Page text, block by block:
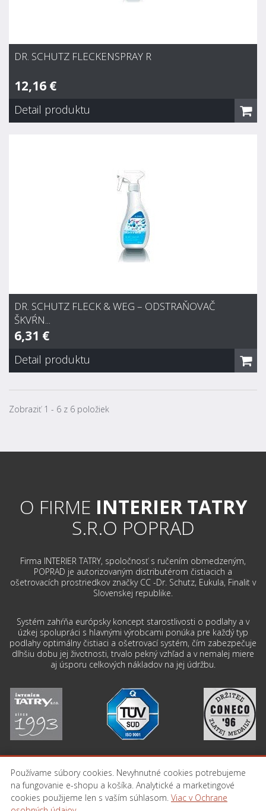
DR. SCHUTZ FLECKENSPRAY R
12,16 €
Dr. Schutz Fleckenspray R
Skladom
Profesionál medzi odstraňovačmi škvŕn. Na báze vysoko
účinných aktívnych látok. Odstraňuje odolné škvrny ako
žuvačky, olej, tuky, asfalt, lepidlá, farby, živice a pod.
Detail produktu
DR. SCHUTZ FLECK & WEG – ODSTRAŇOVAČ
ŠKVŔN...
6,31 €
Dr. Schutz Fleck & Weg – odstraňovač škvŕn...
Odstraňuje vodou rozpustné a nerozpustné škvrny z
Detail produktu
Zobraziť 1 - 6 z 6 položiek
O FIRME INTERIER TATRY
S.R.O POPRAD
Firma INTERIER TATRY, spoločnosť s ručením obmedzeným,
POPRAD je autorizovaným distributérom čistiacich a
ošetrovacích prostriedkov značky CC -Dr. Schutz, Eukula, Finalit v
Slovenskej republike.
Systém zahŕňa európsky koncept starostlivosti o podlahy a v
úzkej spolupráci s hlavnými výrobcami ponúka pre každý typ
podlahy optimálny čistiaci a ošetrovací systém, čím zabezpečuje
dlhšiu dobu jej životnosti, trvalo pekný vzhľad a v nemalej miere
aj úsporu celkových nákladov na jej údržbu.
PREJSŤ NA STRÁNKU INTERIER-TATRY.SK
Používame súbory cookies. Nevyhnutné cookies potrebujeme
na fungovanie e-shopu a košíka. Analytické a marketingové
cookies použijeme len s vaším súhlasom. Viac v Ochrane